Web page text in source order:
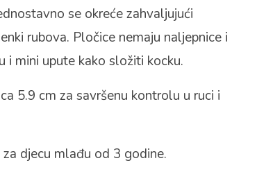
se okreće zahvaljujući
rubova. Pločice nemaju naljepnice i
i mini upute kako složiti kocku.
5.9 cm za savršenu kontrolu u ruci i
djecu mlađu od 3 godine.